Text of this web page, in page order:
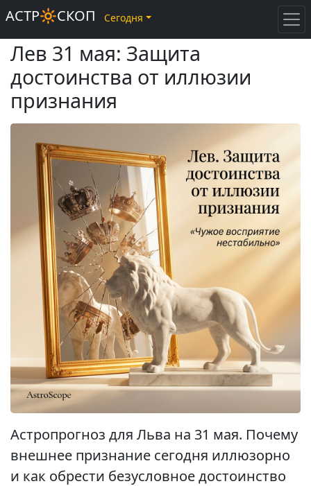
Лев 31 мая: Защита
достоинства от иллюзии
признания
Астропрогноз для Льва на 31 мая. Почему
внешнее признание сегодня иллюзорно
и как обрести безусловное достоинство
АСТР🔆СКОП Сегодня